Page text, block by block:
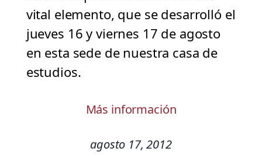
vital elemento, que se desarrolló el
jueves 16 y viernes 17 de agosto
en esta sede de nuestra casa de
estudios.
Más información
agosto 17, 2012